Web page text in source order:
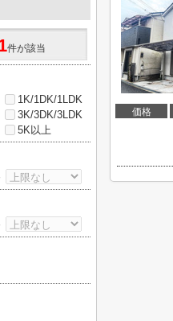
価格
件が該当
1K/1DK/1LDK
3K/3DK/3LDK
5K以上